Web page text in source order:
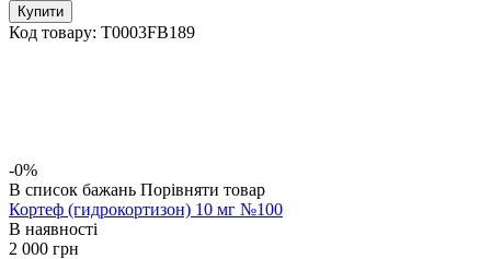
Купити
Код товару: T0003FB189
-0%
В список бажань Порівняти товар
Кортеф (гидрокортизон) 10 мг №100
В наявності
2 000 грн